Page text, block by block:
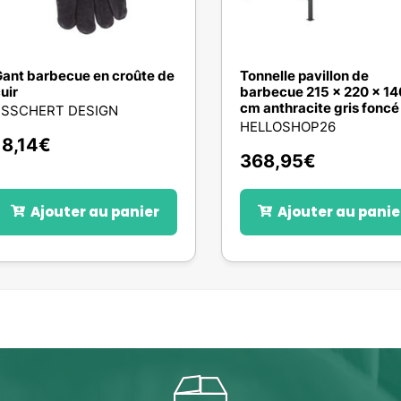
barbecue en croûte de
DESIGN
€
Ajouter au panier
Tonnelle pavillon de
barbecue 215 x 220 x
cm anthracite gris foncé
HELLOSHOP26
368,95€
Ajouter au